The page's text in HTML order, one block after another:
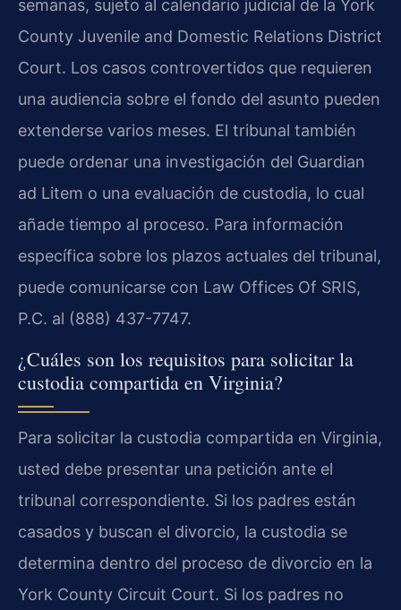
semanas, sujeto al calendario judicial de la York
County Juvenile and Domestic Relations District
Court. Los casos controvertidos que requieren
una audiencia sobre el fondo del asunto pueden
extenderse varios meses. El tribunal también
puede ordenar una investigación del Guardian
ad Litem o una evaluación de custodia, lo cual
añade tiempo al proceso. Para información
específica sobre los plazos actuales del tribunal,
puede comunicarse con Law Offices Of SRIS,
P.C. al (888) 437-7747.
¿Cuáles son los requisitos para solicitar la
custodia compartida en Virginia?
Para solicitar la custodia compartida en Virginia,
usted debe presentar una petición ante el
tribunal correspondiente. Si los padres están
casados y buscan el divorcio, la custodia se
determina dentro del proceso de divorcio en la
York County Circuit Court. Si los padres no